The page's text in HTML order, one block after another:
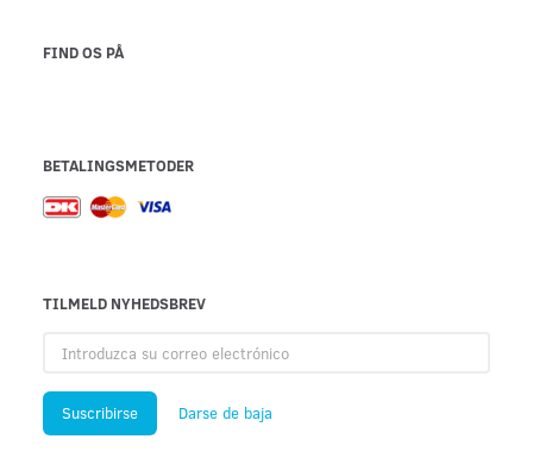
FIND OS PÅ
BETALINGSMETODER
TILMELD NYHEDSBREV
electrónico
Suscribirse Darse de baja